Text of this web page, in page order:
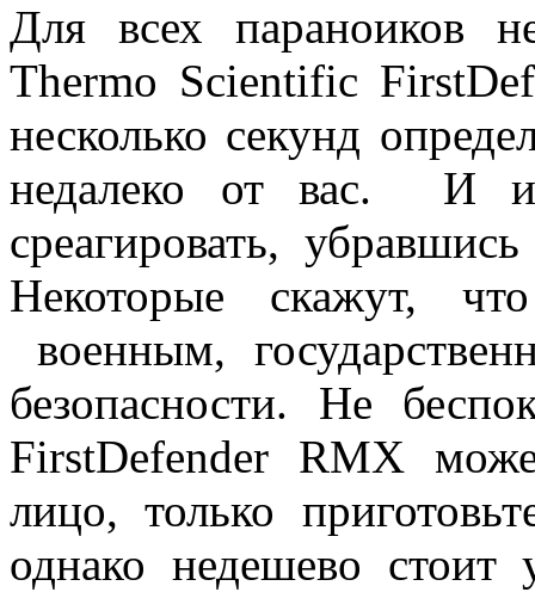
Для всех параноиков
Thermo Scientific
несколько секунд
недалеко от вас. И
среагировать,
Некоторые скажут,
военным,
безопасности. Не
FirstDefender RMX
лицо, только
однако недешево стоит